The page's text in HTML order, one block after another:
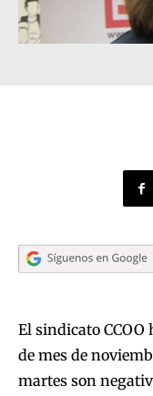
El sindicato
de mes de
martes son